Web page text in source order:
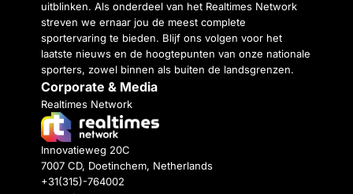
uitblinken. Als onderdeel van het Realtimes Network
streven we ernaar jou de meest complete
sportervaring te bieden. Blijf ons volgen voor het
laatste nieuws en de hoogtepunten van onze nationale
sporters, zowel binnen als buiten de landsgrenzen.
Corporate & Media
Realtimes Network
Innovatieweg 20C
7007 CD, Doetinchem, Netherlands
+31(315)-764002